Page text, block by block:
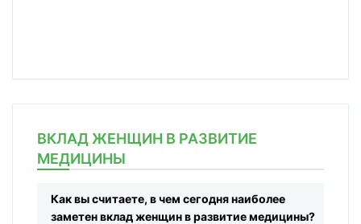
ВКЛАД ЖЕНЩИН В РАЗВИТИЕ
МЕДИЦИНЫ
Как вы считаете, в чем сегодня наиболее
заметен вклад женщин в развитие медицины?